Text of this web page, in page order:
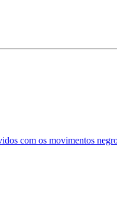
com os movimentos